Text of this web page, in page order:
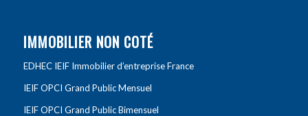
IMMOBILIER NON COTÉ
EDHEC IEIF Immobilier d’entreprise France
IEIF OPCI Grand Public Mensuel
IEIF OPCI Grand Public Bimensuel